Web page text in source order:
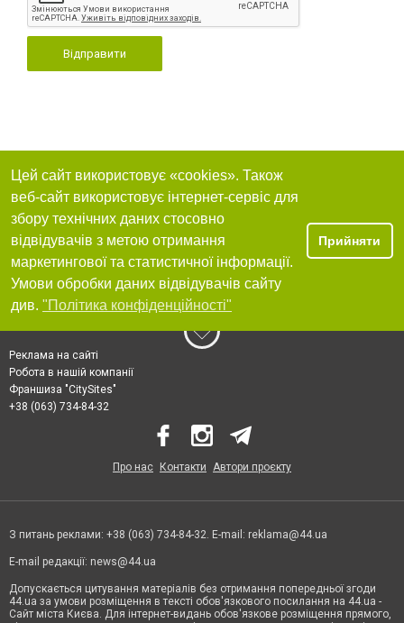
Відправити
Цей сайт використовує «cookies». Також
веб-сайт використовує інтернет-сервіс для
збору технічних даних стосовно
відвідувачів з метою отримання
маркетингової та статистичної інформації.
Умови обробки даних відвідувачів сайту
див. "Політика конфіденційності"
Прийняти
Реклама на сайті
Робота в нашій компанії
Франшиза "CitySites"
+38 (063) 734-84-32
Про нас Контакти Автори проєкту
З питань реклами: +38 (063) 734-84-32. E-mail: reklama@44.ua
E-mail редакції: news@44.ua
Допускається цитування матеріалів без отримання попередньої згоди
44.ua за умови розміщення в тексті обов'язкового посилання на 44.ua -
Сайт міста Києва. Для інтернет-видань обов'язкове розміщення прямого,